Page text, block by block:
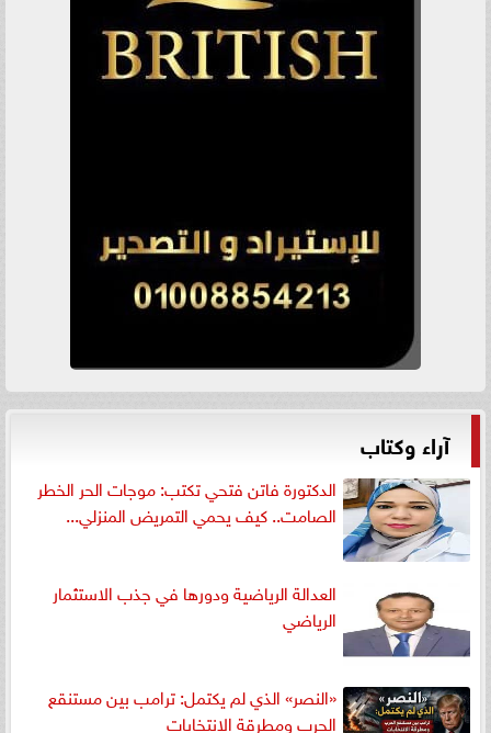
آراء وكتاب
الدكتورة فاتن فتحي تكتب: موجات الحر الخطر
الصامت.. كيف يحمي التمريض المنزلي...
العدالة الرياضية ودورها في جذب الاستثمار
الرياضي
«النصر» الذي لم يكتمل: ترامب بين مستنقع
الحرب ومطرقة الانتخابات